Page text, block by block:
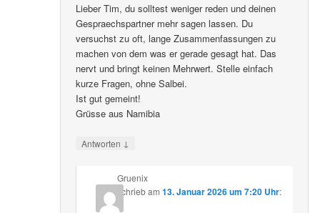
Lieber Tim, du solltest weniger reden und deinen
Gespraechspartner mehr sagen lassen. Du
versuchst zu oft, lange Zusammenfassungen zu
machen von dem was er gerade gesagt hat. Das
nervt und bringt keinen Mehrwert. Stelle einfach
kurze Fragen, ohne Salbei.
Ist gut gemeint!
Grüsse aus Namibia
Antworten ↓
Gruenix
schriebam 13. Januar 2026 um 7:20 Uhr: